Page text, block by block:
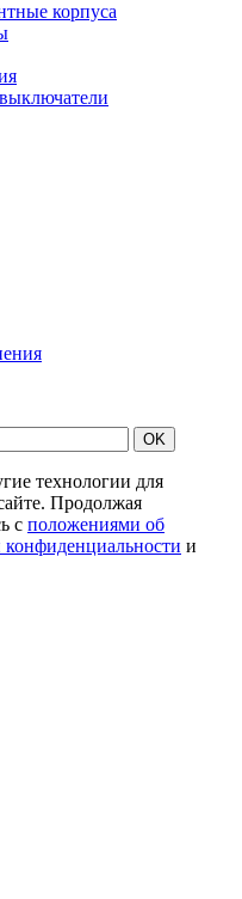
корпуса
технологии для
Продолжая
с положениями об
конфиденциальности и